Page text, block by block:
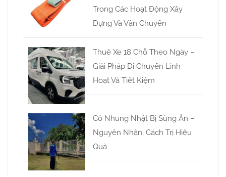
Trong Các Hoạt Động Xây
Dựng Và Vận Chuyển
Thuê Xe 18 Chỗ Theo Ngày –
Giải Pháp Di Chuyển Linh
Hoạt Và Tiết Kiệm
Cỏ Nhung Nhật Bị Sùng Ăn –
Nguyên Nhân, Cách Trị Hiệu
Quả